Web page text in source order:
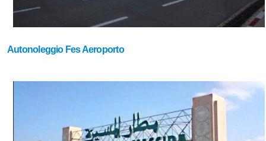
Autonoleggio Fes Aeroporto